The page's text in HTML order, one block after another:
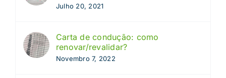
Julho 20, 2021
Carta de condução: como
renovar/revalidar?
Novembro 7, 2022